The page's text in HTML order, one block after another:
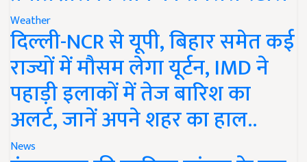
Weather
दिल्ली-NCR से यूपी, बिहार समेत कई
राज्यों में मौसम लेगा यूर्टन, IMD ने
पहाड़ी इलाकों में तेज बारिश का
अलर्ट, जानें अपने शहर का हाल..
News